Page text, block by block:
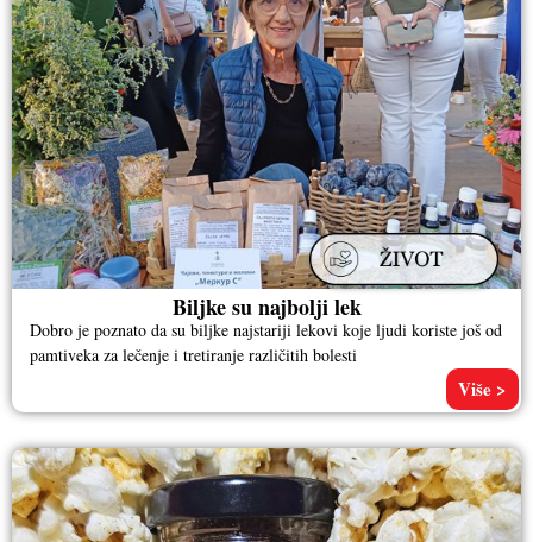
Biljke su najbolji lek
Dobro je poznato da su biljke najstariji lekovi koje ljudi koriste još od
pamtiveka za lečenje i tretiranje različitih bolesti
Više >